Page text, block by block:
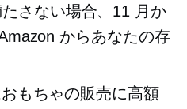
さない場合、11 月か
からあなたの存
もちゃの販売に高額